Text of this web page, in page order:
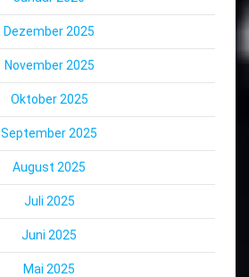
Dezember 2025
November 2025
Oktober 2025
September 2025
August 2025
Juli 2025
Juni 2025
Mai 2025